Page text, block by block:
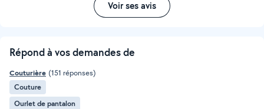
Voir ses avis
Répond à vos demandes de
Couturière (151 réponses)
Couture
Ourlet de pantalon